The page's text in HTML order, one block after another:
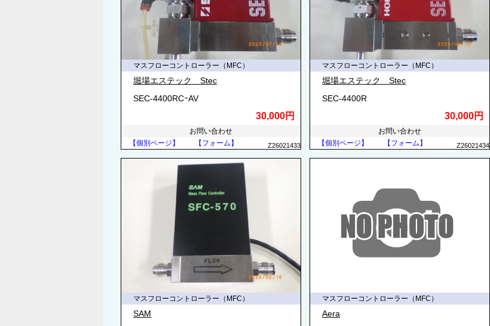
マスフローコントローラー（MFC）
堀場エステック Stec
SEC-4400RCｰAV
30,000円
お問い合わせ
【個別ページ】
【フォーム】 Z26021433
マスフローコントローラー（MFC）
堀場エステック Stec
SEC-4400R
30,000円
お問い合わせ
【個別ページ】
【フォーム】 Z26021434
マスフローコントローラー（MFC）
SAM
マスフローコントローラー（MFC）
Aera